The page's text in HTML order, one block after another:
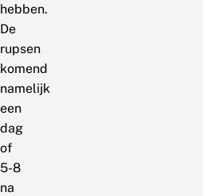
hebben.
De
rupsen
komend
namelijk
een
dag
of
5-8
na